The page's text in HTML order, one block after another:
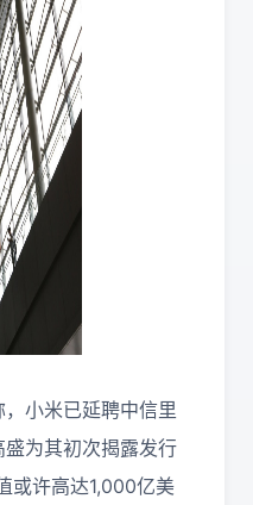
小米已延聘中信里
为其初次揭露发行
或许高达1,000亿美